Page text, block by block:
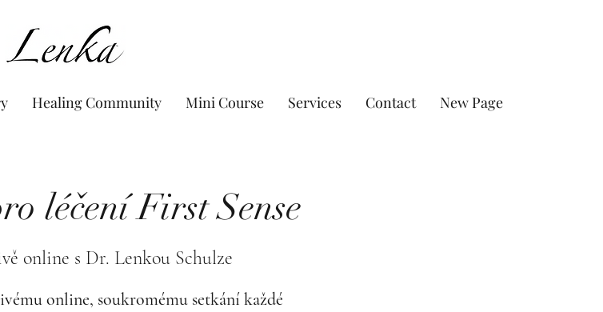
www.Lenka.org
Healing Community Mini Course Services Contact New Page
léčení First Sense
online s Dr. Lenkou Schulze
online, soukromému setkání každé